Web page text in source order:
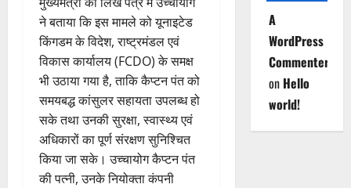
ने बताया कि इस मामले को यूनाइटेड
किंगडम के विदेश, राष्ट्रमंडल एवं
विकास कार्यालय (FCDO) के समक्ष
भी उठाया गया है, ताकि कैप्टन पंत को
समयबद्ध कांसुलर सहायता उपलब्ध हो
सके तथा उनकी सुरक्षा, स्वास्थ्य एवं
अधिकारों का पूर्ण संरक्षण सुनिश्चित
किया जा सके। उच्चायोग कैप्टन पंत
की पत्नी, उनके नियोक्ता कंपनी
A
WordPress
Commenter
on Hello
world!